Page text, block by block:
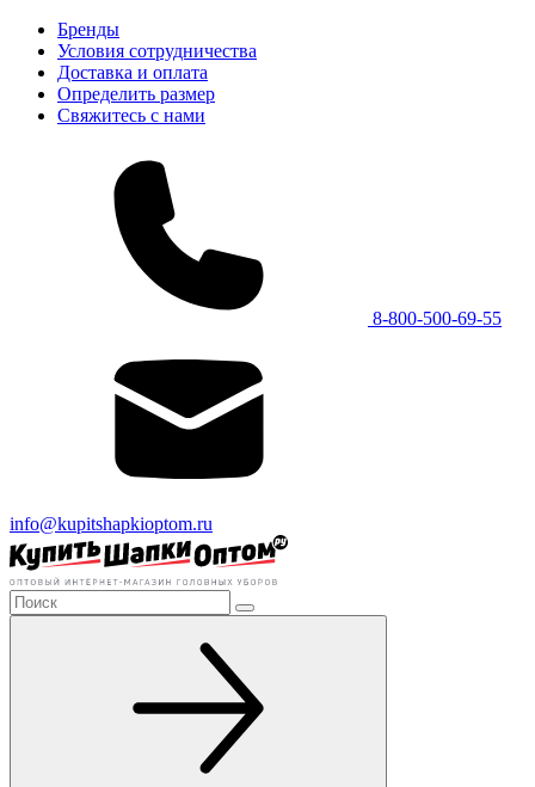
Бренды
Условия сотрудничества
Доставка и оплата
Определить размер
Свяжитесь с нами
8-800-500-69-55
info@kupitshapkioptom.ru